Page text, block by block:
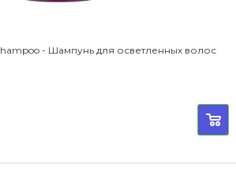
- Шампунь для осветленных волос